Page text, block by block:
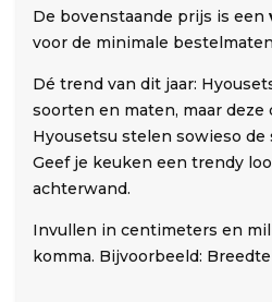
De bovenstaande prijs is een
voor de minimale
Dé trend van dit jaar:
soorten en maten, maar deze
Hyousetsu stelen sowieso
Geef je keuken een trendy
achterwand.
Invullen in centimeters en
komma. Bijvoorbeeld: Breedte